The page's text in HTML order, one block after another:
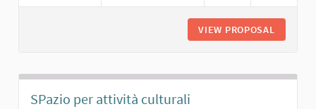
VIEW PROPOSAL
SPazio per attività culturali